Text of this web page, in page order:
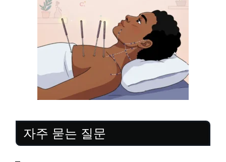
자주 묻는 질문